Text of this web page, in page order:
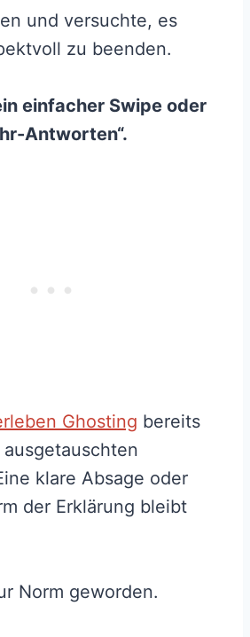
und versuchte, es
zu beenden.
einfacher Swipe oder
Antworten“.
Ghosting bereits
klare Absage oder
der Erklärung bleibt
Norm geworden.